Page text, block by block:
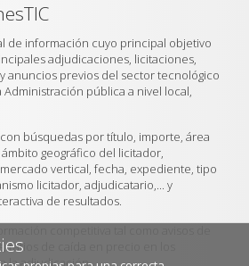
de información cuyo principal objetivo
adjudicaciones, licitaciones,
anuncios previos del sector tecnológico
Administración pública a nivel local,
búsquedas por título, importe, área
geográfico del licitador,
vertical, fecha, expediente, tipo
licitador, adjudicatario,... y
de resultados.
de caída en precio en los
la adjudicación...